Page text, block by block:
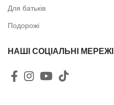
Для батьків
Подорожі
НАШІ СОЦІАЛЬНІ МЕРЕЖІ